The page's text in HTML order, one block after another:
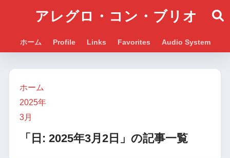
アレグロ・コン・ブリオ
ホーム Profile Links Favorites Audio System
ホーム
2025年
3月
「日: 2025年3月2日 」の記事一覧